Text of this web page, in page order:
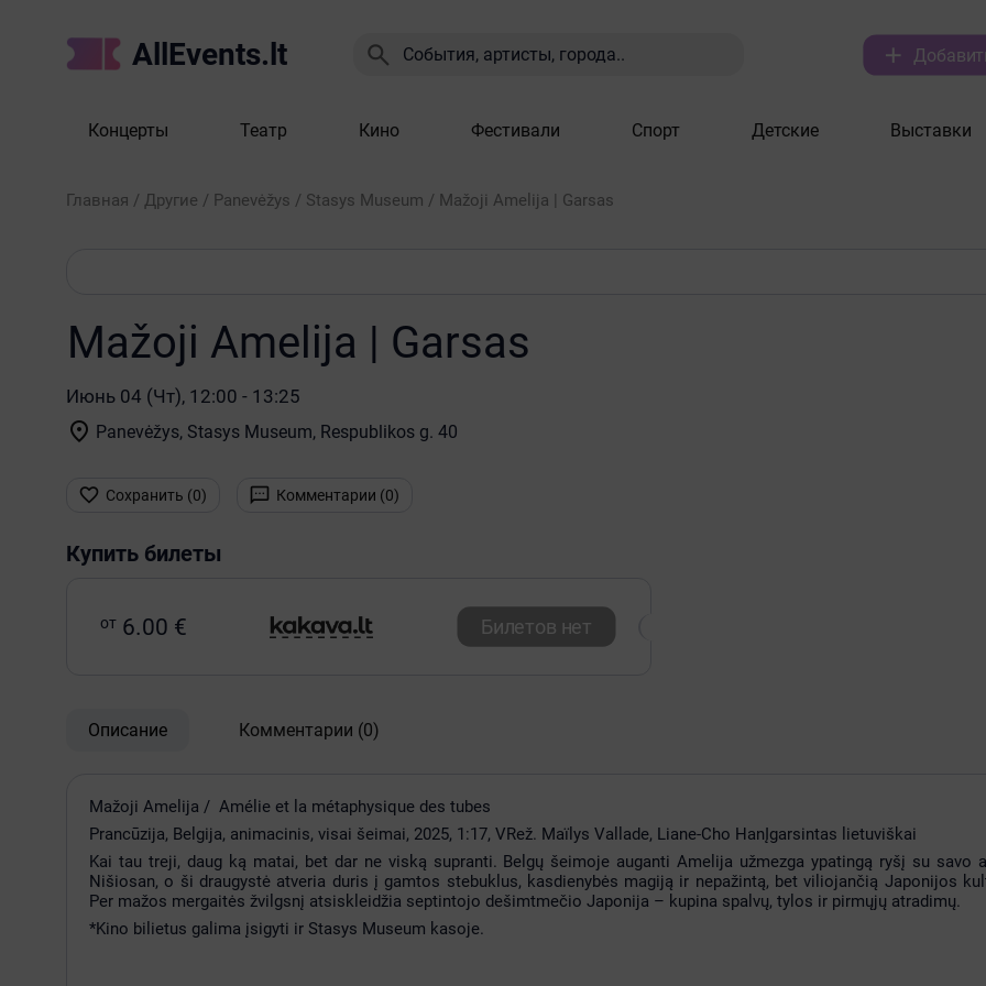
AllEvents.lt  События, артисты, города.. 
Концерты Театр Кино Фестивали Спорт Детские Выставки
Главная / Другие / Panevėžys / Stasys Museum / Mažoji Amelija | Garsas
Mažoji Amelija | Garsas
Июнь 04 (Чт), 12:00 - 13:25
 Panevėžys, Stasys Museum, Respublikos g. 40
 Сохранить (0)  Комментарии (0)
Купить билеты
от 6.00 € Билетов нет
Описание Комментарии (0)
Mažoji Amelija / Amélie et la métaphysique des tubes
Prancūzija, Belgija, animacinis, visai šeimai, 2025, 1:17, VRež. Maïlys Vallade, Liane-Cho HanĮgarsintas lietuviškai
Kai tau treji, daug ką matai, bet dar ne viską supranti. Belgų šeimoje auganti Amelija užmezga ypatingą ryšį su savo
Nišiosan, o ši draugystė atveria duris į gamtos stebuklus, kasdienybės magiją ir nepažintą, bet viliojančią Japonijos
Per mažos mergaitės žvilgsnį atsiskleidžia septintojo dešimtmečio Japonija – kupina spalvų, tylos ir pirmųjų atradimų.
*Kino bilietus galima įsigyti ir Stasys Museum kasoje.